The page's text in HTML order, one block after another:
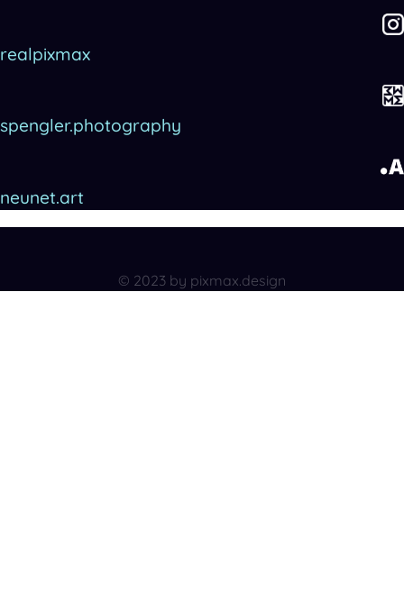
realpixmax
spengler.photography
neunet.art
© 2023 by pixmax.design